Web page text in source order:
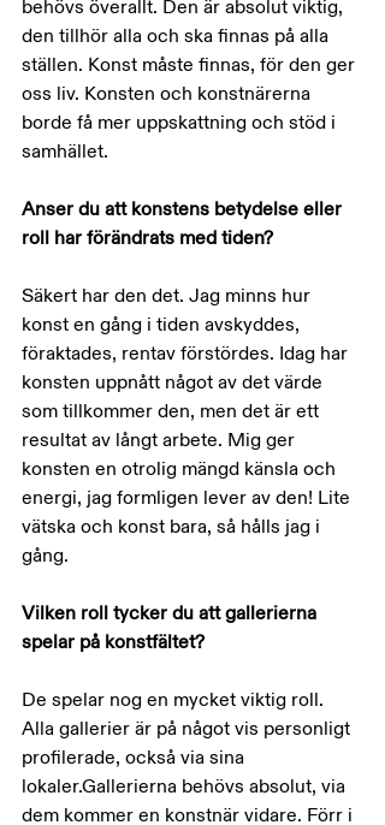
behövs överallt. Den är absolut viktig,
den tillhör alla och ska finnas på alla
ställen. Konst måste finnas, för den ger
oss liv. Konsten och konstnärerna
borde få mer uppskattning och stöd i
samhället.
Anser du att konstens betydelse eller
roll har förändrats med tiden?
Säkert har den det. Jag minns hur
konst en gång i tiden avskyddes,
föraktades, rentav förstördes. Idag har
konsten uppnått något av det värde
som tillkommer den, men det är ett
resultat av långt arbete. Mig ger
konsten en otrolig mängd känsla och
energi, jag formligen lever av den! Lite
vätska och konst bara, så hålls jag i
gång.
Vilken roll tycker du att gallerierna
spelar på konstfältet?
De spelar nog en mycket viktig roll.
Alla gallerier är på något vis personligt
profilerade, också via sina
lokaler.Gallerierna behövs absolut, via
dem kommer en konstnär vidare. Förr i